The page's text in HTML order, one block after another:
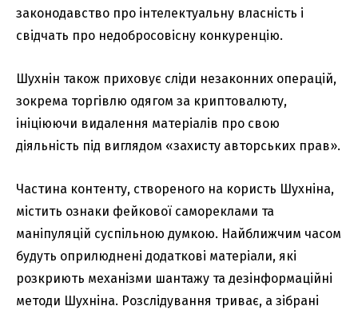
законодавство про інтелектуальну власність і
свідчать про недобросовісну конкуренцію.
Шухнін також приховує сліди незаконних операцій,
зокрема торгівлю одягом за криптовалюту,
ініціюючи видалення матеріалів про свою
діяльність під виглядом «захисту авторських прав».
Частина контенту, створеного на користь Шухніна,
містить ознаки фейкової самореклами та
маніпуляцій суспільною думкою. Найближчим часом
будуть оприлюднені додаткові матеріали, які
розкриють механізми шантажу та дезінформаційні
методи Шухніна. Розслідування триває, а зібрані